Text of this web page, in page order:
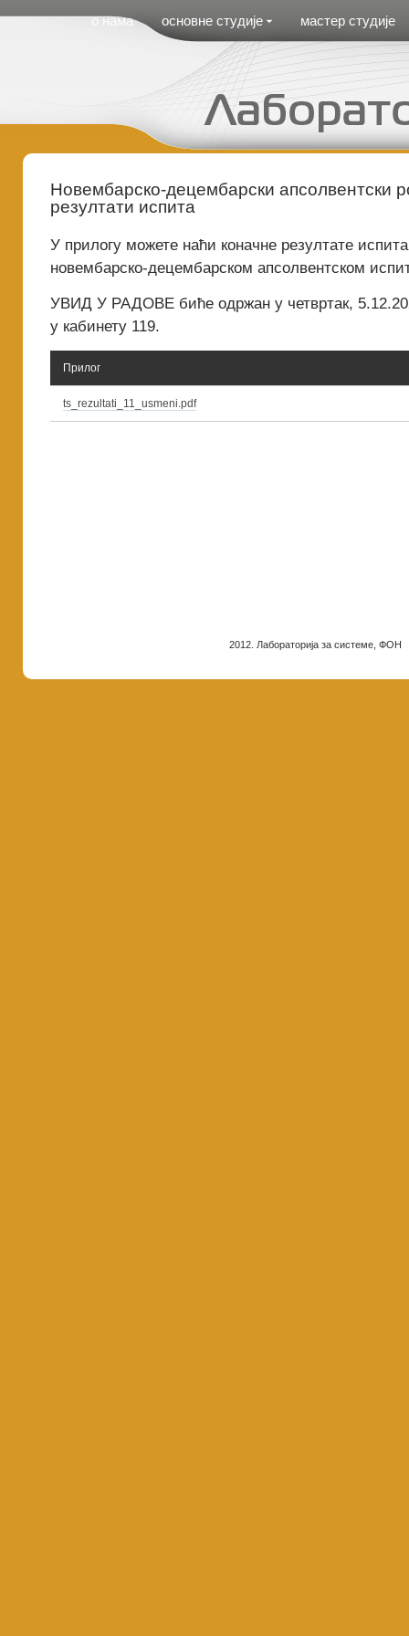
о нама основне студије мастер студије
Новембарско-децембарски апсолвентски
резултати испита
У прилогу можете наћи коначне резултате
новембарско-децембарском апсолвентском
УВИД У РАДОВЕ биће одржан у четвртак,
у кабинету 119.
Прилог
ts_rezultati_11_usmeni.pdf
2012. Лабораторија за системе, ФОН